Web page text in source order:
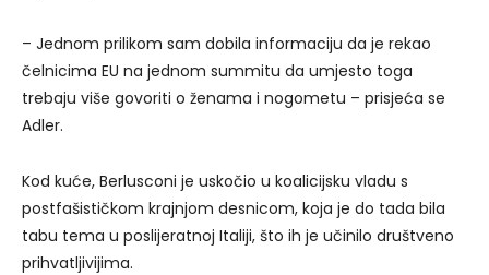
– Jednom prilikom sam dobila informaciju da je rekao
čelnicima EU na jednom summitu da umjesto toga
trebaju više govoriti o ženama i nogometu – prisjeća se
Adler.
Kod kuće, Berlusconi je uskočio u koalicijsku vladu s
postfašističkom krajnjom desnicom, koja je do tada bila
tabu tema u poslijeratnoj Italiji, što ih je učinilo društveno
prihvatljivijima.